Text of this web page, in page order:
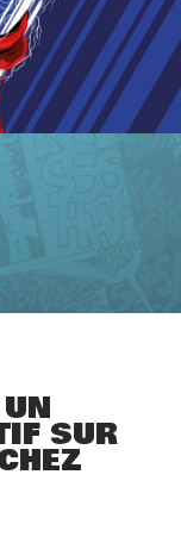
SUR